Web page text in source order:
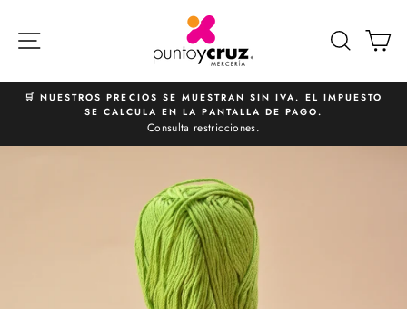
directamente
diapositivas
🛒 NUESTROS PRECIOS SE MUESTRAN SIN IVA. EL IMPUESTO
SE CALCULA EN LA PANTALLA DE PAGO.
Consulta restricciones.